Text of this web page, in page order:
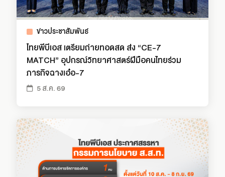
ข่าวประชาสัมพันธ์
ไทยพีบีเอส เตรียมถ่ายทอดสด ส่ง “CE-7
MATCH” อุปกรณ์วิทยาศาสตร์ฝีมือคนไทยร่วม
ภารกิจฉางเอ๋อ-7
5 ส.ค. 69